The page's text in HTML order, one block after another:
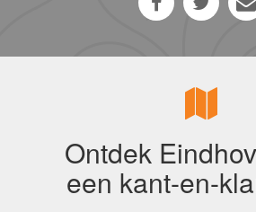
Ontdek
een kant-en-